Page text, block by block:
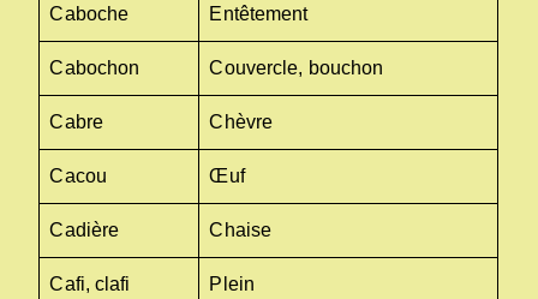
Caboche Entêtement
Cabochon Couvercle, bouchon
Cabre Chèvre
Cacou Œuf
Cadière Chaise
Cafi, clafi Plein